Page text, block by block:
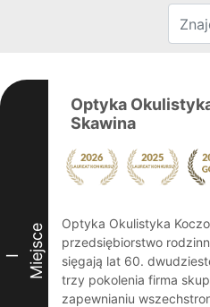
I Miejsce
Optyka
Skawina
Optyka Okulistyka
przedsiębiorstwo
sięgają lat 60.
trzy pokolenia firma
zapewnianiu